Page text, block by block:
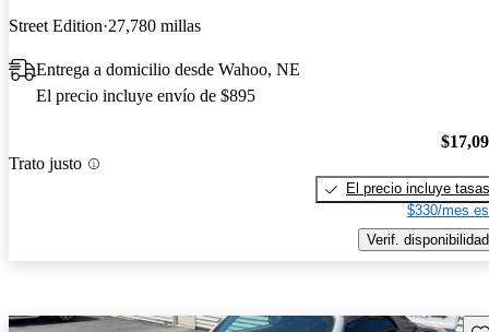
Street Edition 27,780 millas
Entrega a domicilio desde Wahoo, NE
El precio incluye envío de $895
Trato justo
El precio incluye tasas
$330/mes
Verif. disponibilidad